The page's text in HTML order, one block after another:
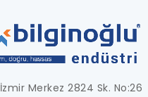
İzmir Merkez 2824 Sk. No:26